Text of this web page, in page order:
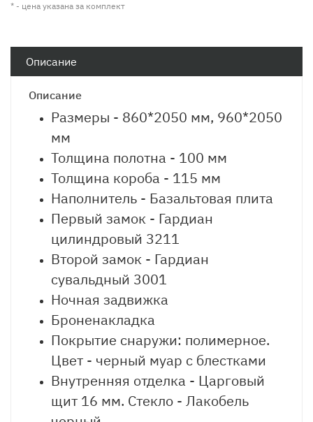
* - цена указана за комплект
Описание
Описание
Размеры - 860*2050 мм, 960*2050
мм
Толщина полотна - 100 мм
Толщина короба - 115 мм
Наполнитель - Базальтовая плита
Первый замок - Гардиан
цилиндровый 3211
Второй замок - Гардиан
сувальдный 3001
Ночная задвижка
Броненакладка
Покрытие снаружи: полимерное.
Цвет - черный муар с блестками
Внутренняя отделка - Царговый
щит 16 мм. Стекло - Лакобель